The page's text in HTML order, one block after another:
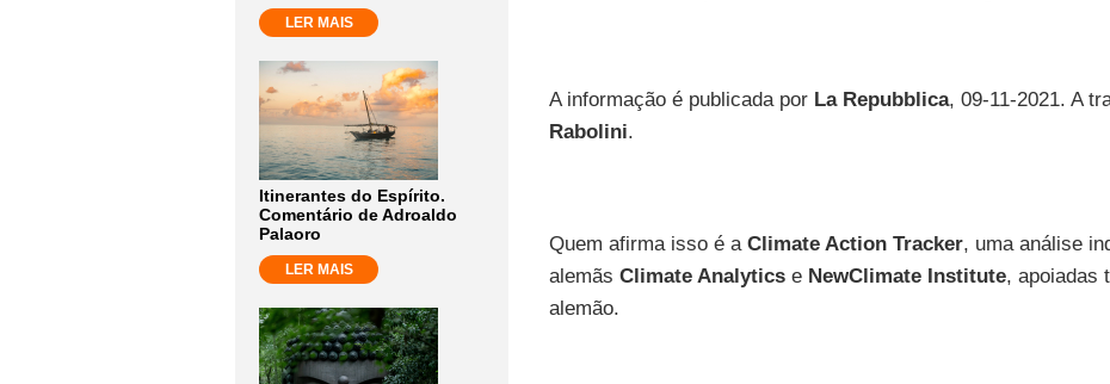
LER MAIS
Itinerantes do Espírito.
Comentário de Adroaldo
Palaoro
LER MAIS
A informação é publicada por La Repubblica, 09-11-2021. A
Rabolini.
Quem afirma isso é a Climate Action Tracker, uma análise
alemãs Climate Analyticse NewClimate Institute, apoiadas
alemão.